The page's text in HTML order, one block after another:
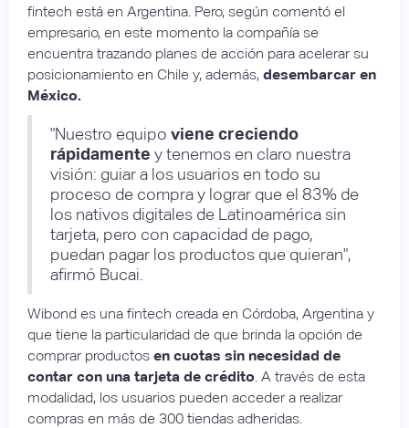
fintech está en Argentina. Pero, según comentó el
empresario, en este momento la compañía se
encuentra trazando planes de acción para acelerar su
posicionamiento en Chile y, además, desembarcar en
México.
"Nuestro equipo viene creciendo
rápidamente y tenemos en claro nuestra
visión: guiar a los usuarios en todo su
proceso de compra y lograr que el 83% de
los nativos digitales de Latinoamérica sin
tarjeta, pero con capacidad de pago,
puedan pagar los productos que quieran",
afirmó Bucai.
Wibond es una fintech creada en Córdoba, Argentina y
que tiene la particularidad de que brinda la opción de
comprar productos en cuotas sin necesidad de
contar con una tarjeta de crédito . A través de esta
modalidad, los usuarios pueden acceder a realizar
compras en más de 300 tiendas adheridas.